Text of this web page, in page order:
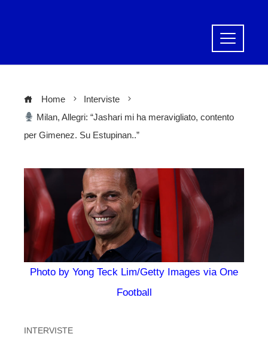
Home
Interviste
Milan, Allegri: “Jashari mi ha meravigliato, contento
per Gimenez. Su Estupinan..”
Photo by Yong Teck Lim/Getty Images via One
Football
INTERVISTE